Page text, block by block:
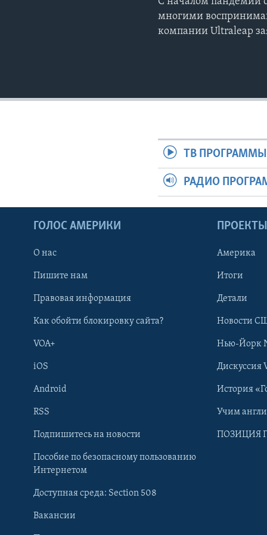
Learning English
многими
компании Ultraleap
ТВ ПРОГРАММЫ
РАДИО
ГОЛОС АМЕРИКИ
О нас
Пишите нам
Правовая информация
Как обойти блокировку сайта?
VOA+
iOS
Android
RSS
Подпишитесь на новости
Пособие по безопасному пользованию
Интернетом
Доступная среда: Section 508
Вакансии
ПРОЕКТЫ
Америка
Итоги
Детали
Новости
Нью-Йорк
Дискуссия
История
Учим
ПОЗИЦИЯ